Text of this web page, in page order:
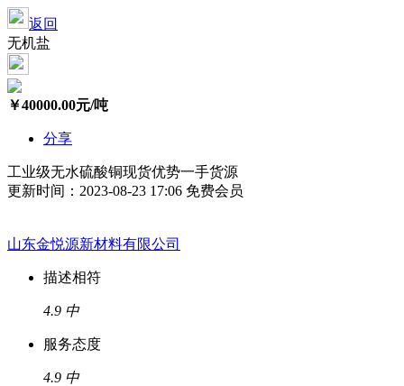
返回
无机盐
￥40000.00元/吨
分享
工业级无水硫酸铜现货优势一手货源
更新时间：2023-08-23 17:06 免费会员
山东金悦源新材料有限公司
描述相符
4.9 中
服务态度
4.9 中